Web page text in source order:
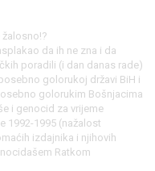
da ih ne zna i da
poradili (i dan danas rade)
golorukoj državi BiH i
golorukim Bošnjacima
i genocid za vrijeme
1992-1995 (nažalost
izdajnika i njihovih
Ratkom